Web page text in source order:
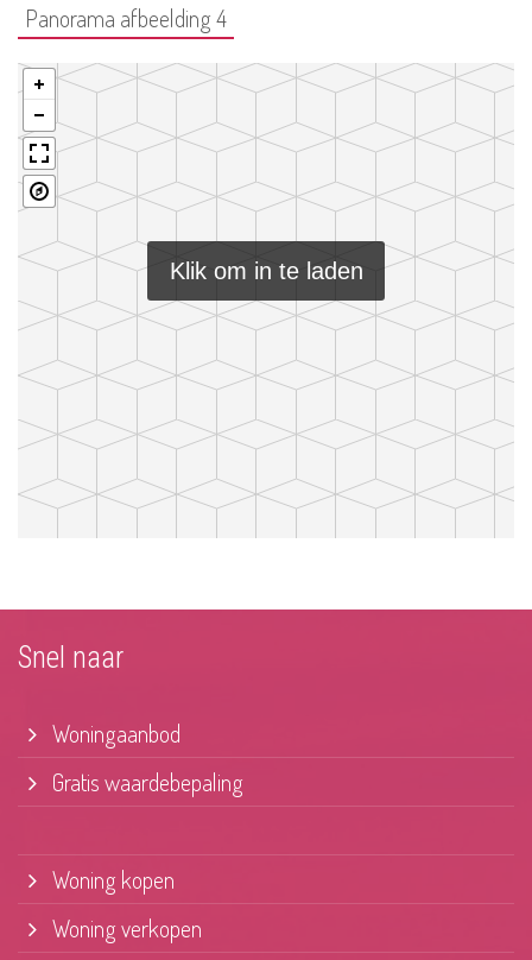
Panorama afbeelding 4
Klik om in te laden
Snel naar
Woningaanbod
Gratis waardebepaling
Woning kopen
Woning verkopen